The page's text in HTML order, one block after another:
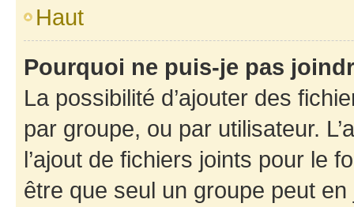
Haut
Pourquoi ne puis-je pas
La possibilité d’ajouter des
par groupe, ou par utilisateur.
l’ajout de fichiers joints pour le
être que seul un groupe peut